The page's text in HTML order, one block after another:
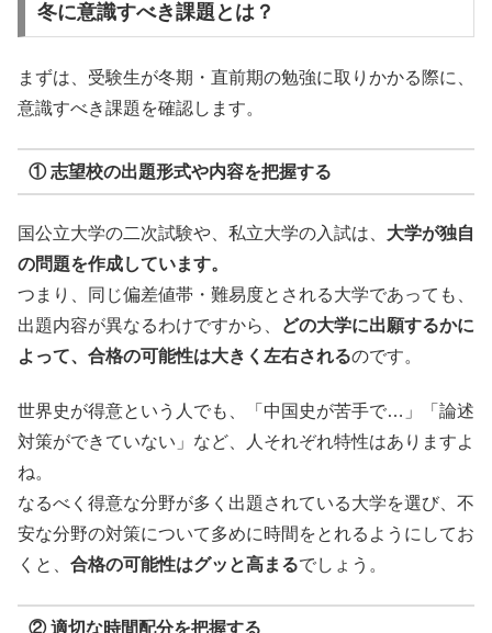
冬に意識すべき課題とは？
まずは、受験生が冬期・直前期の勉強に取りかかる際に、
意識すべき課題を確認します。
① 志望校の出題形式や内容を把握する
国公立大学の二次試験や、私立大学の入試は、 大学が独自
の問題を作成しています。
つまり、同じ偏差値帯・難易度とされる大学であっても、
出題内容が異なるわけですから、
どの大学に出願するかに
よって、合格の可能性は大きく左右されるのです。
世界史が得意という人でも、「中国史が苦手で…」「論述
対策ができていない」など、人それぞれ特性はありますよ
ね。
なるべく得意な分野が多く出題されている大学を選び、不
安な分野の対策について多めに時間をとれるようにしてお
くと、 合格の可能性はグッと高まるでしょう。
② 適切な時間配分を把握する